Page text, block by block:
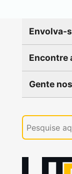
Envolva-
Encontre
Gente